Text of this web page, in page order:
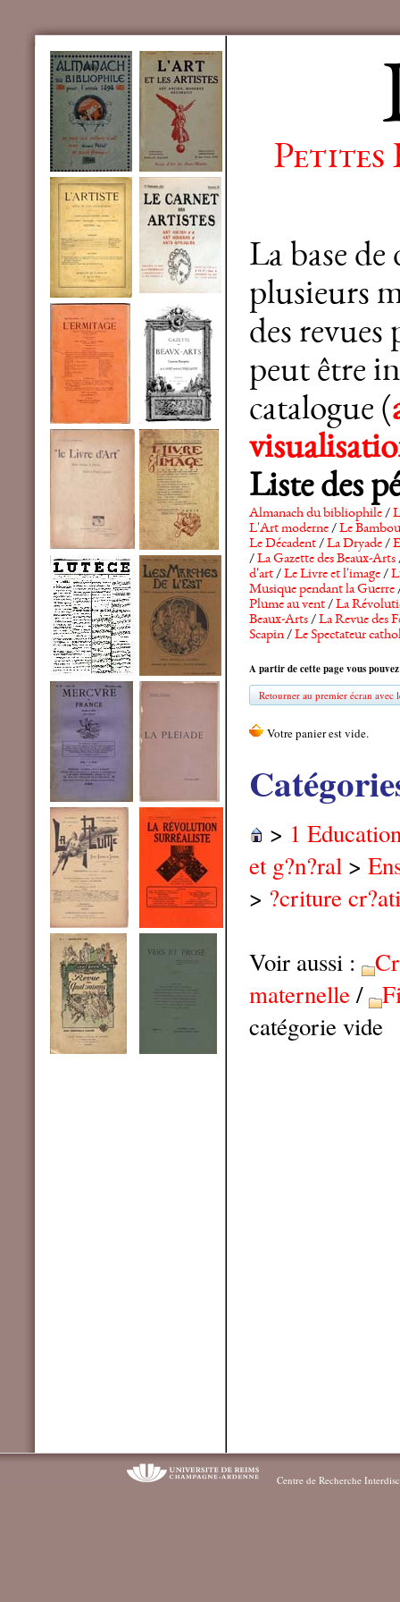
Petites
La base
plusieurs
des revues
peut être
catalogue (
Liste des
Almanach du bibliophile/
L'Art moderne/Le Bambou
Le Décadent/La Dryade/
/La Gazette des Beaux-Arts
d'art/Le Livre et l'image/
Musique pendant la Guerre
Plume au vent/La
Beaux-Arts/La Revue des
Scapin/Le Spectateur
A partir de cette page vous
Retourner au premier écran avec
> 1
et g?n?ral >
> ?criture
Voir aussi :
maternelle/
catégorie vide
Centre de Recherche